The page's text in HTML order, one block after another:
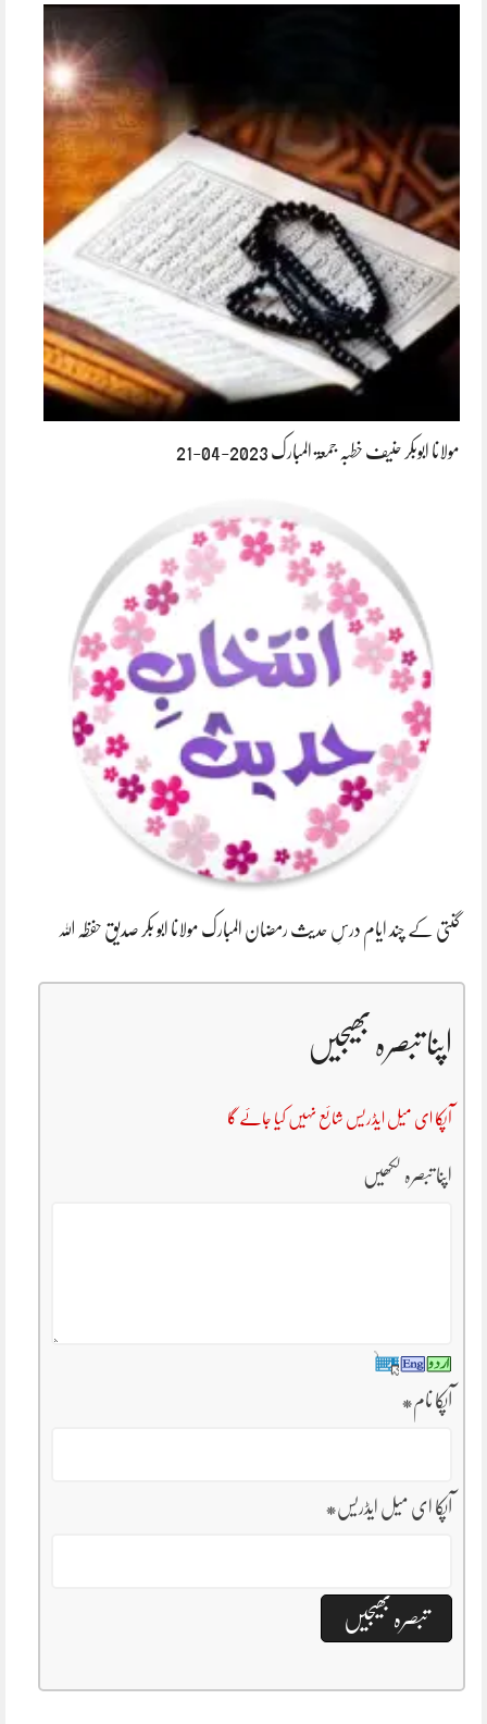
مولانا ابوبکر حنیف خطبہ جمعۃ المبارک 2023-04-21
گنتی کے چند ایام درسِ حدیث رمضان المبارک مولانا ابو بکر صدیق حفظہ اللہ
اپنا تبصرہ بھیجیں
آپکا ای میل ایڈریس شائع نہیں کیا جائے گا
اپنا تبصرہ لکھیں
آپکا نام*
آپکا ای میل ایڈریس*